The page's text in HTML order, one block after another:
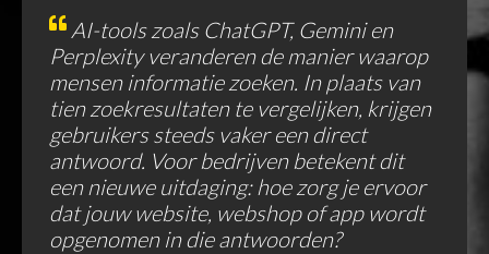
AI-tools zoals ChatGPT, Gemini en
Perplexity veranderen de manier waarop
mensen informatie zoeken. In plaats van
tien zoekresultaten te vergelijken, krijgen
gebruikers steeds vaker een direct
antwoord. Voor bedrijven betekent dit
een nieuwe uitdaging: hoe zorg je ervoor
dat jouw website, webshop of app wordt
opgenomen in die antwoorden?